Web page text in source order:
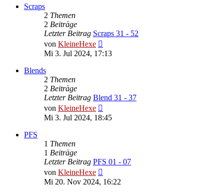
Scraps
2 Themen
2 Beiträge
Letzter Beitrag Scraps 31 - 52
von KleineHexe
Beitrag
Mi 3. Jul 2024, 17:13
Blends
2 Themen
2 Beiträge
Letzter Beitrag Blend 31 - 37
von KleineHexe
Beitrag
Mi 3. Jul 2024, 18:45
PFS
1 Themen
1 Beiträge
Letzter Beitrag PFS 01 - 07
von KleineHexe
Beitrag
Mi 20. Nov 2024, 16:22